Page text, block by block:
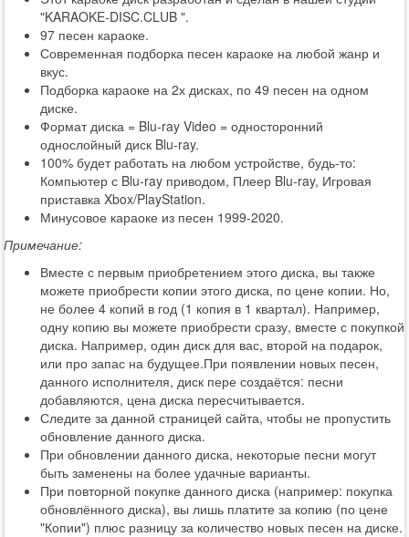
"KARAOKE-DISC.CLUB ".
97 песен караоке.
Современная подборка песен караоке на любой жанр и
вкус.
Подборка караоке на 2х дисках, по 49 песен на одном
диске.
Формат диска = Blu-ray Video = односторонний
однослойный диск Blu-ray.
100% будет работать на любом устройстве, будь-то:
Компьютер с Blu-ray приводом, Плеер Blu-ray, Игровая
приставка Xbox/PlayStation.
Минусовое караоке из песен 1999-2020.
Примечание:
Вместе с первым приобретением этого диска, вы также
можете приобрести копии этого диска, по цене копии. Но,
не более 4 копий в год (1 копия в 1 квартал). Например,
одну копию вы можете приобрести сразу, вместе с покупкой
диска. Например, один диск для вас, второй на подарок,
или про запас на будущее.При появлении новых песен,
данного исполнителя, диск пере создаётся: песни
добавляются, цена диска пересчитывается.
Следите за данной страницей сайта, чтобы не пропустить
обновление данного диска.
При обновлении данного диска, некоторые песни могут
быть заменены на более удачные варианты.
При повторной покупке данного диска (например: покупка
обновлённого диска), вы лишь платите за копию (по цене
"Копии") плюс разницу за количество новых песен на диске.